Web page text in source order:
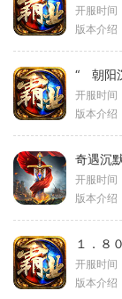
开服时间
版本介绍
“ 朝阳
开服时间
版本介绍
奇遇沉
开服时间
版本介绍
１．８
开服时间
版本介绍